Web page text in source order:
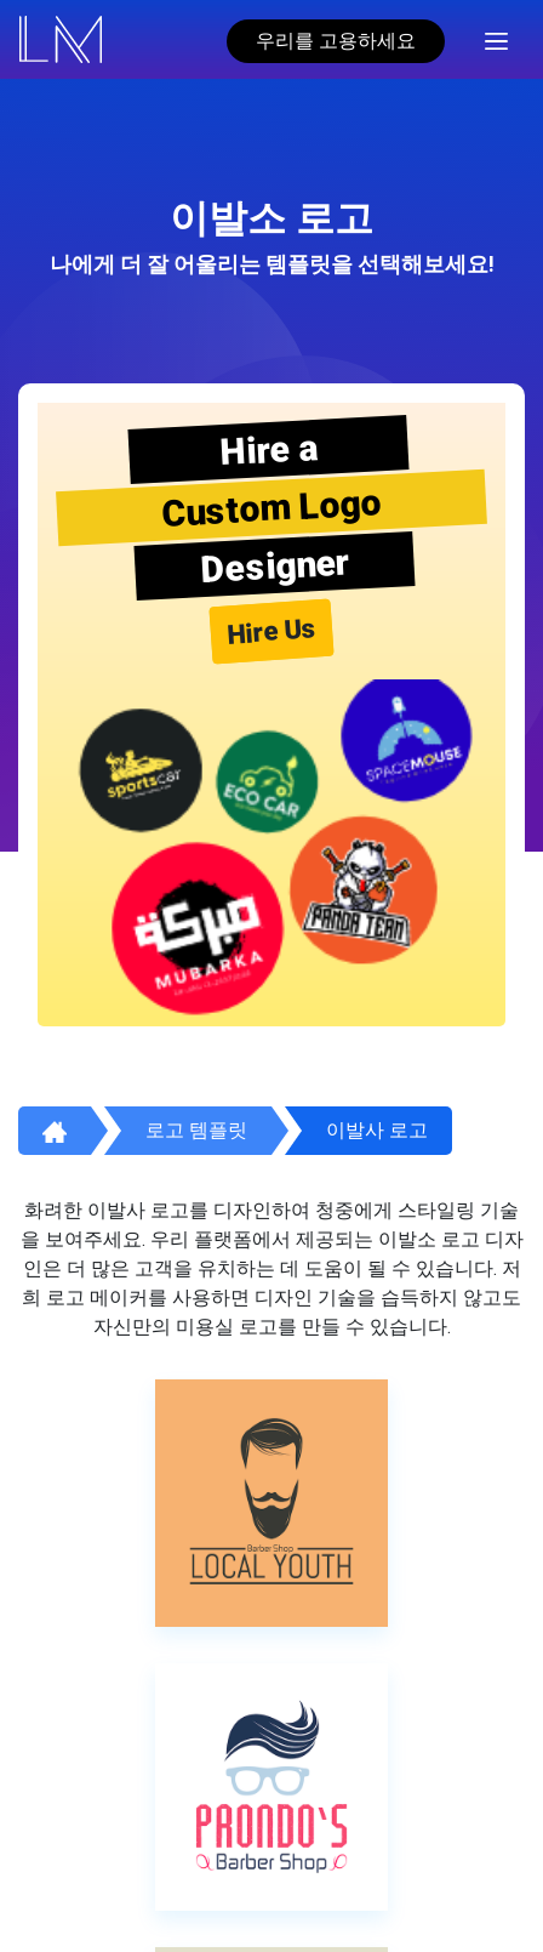
우리를 고용하세요
이발소 로고
나에게 더 잘 어울리는 템플릿을 선택해보세요!
Hire a
Custom Logo
Designer
Hire Us
로고 템플릿 이발사 로고
화려한 이발사 로고를 디자인하여 청중에게 스타일링 기술
을 보여주세요. 우리 플랫폼에서 제공되는 이발소 로고 디자
인은 더 많은 고객을 유치하는 데 도움이 될 수 있습니다. 저
희 로고 메이커를 사용하면 디자인 기술을 습득하지 않고도
자신만의 미용실 로고를 만들 수 있습니다.